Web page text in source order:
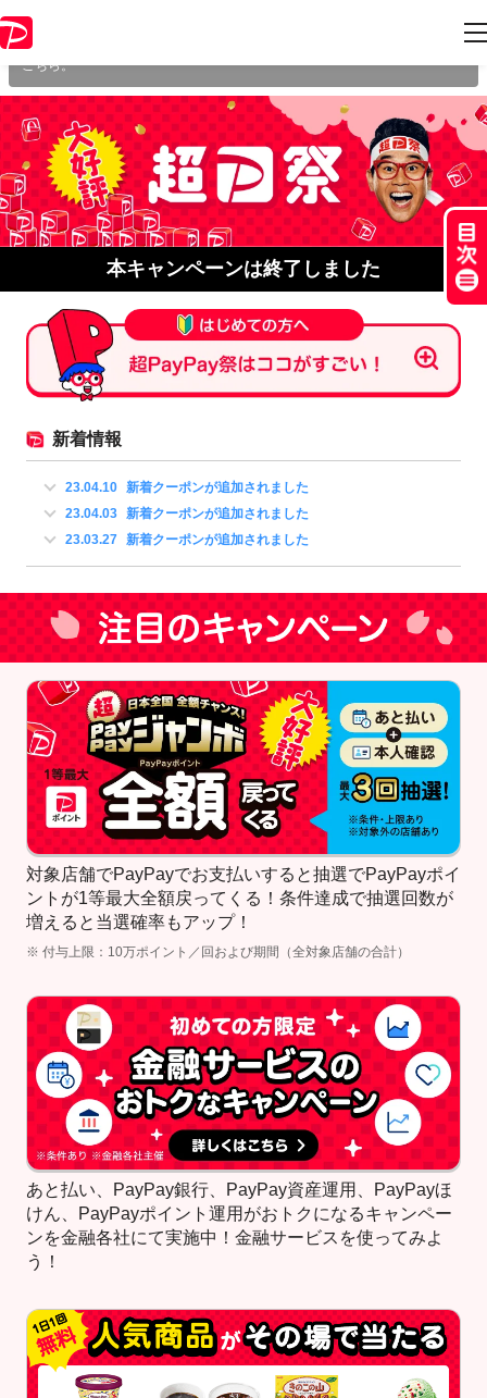
本キャンペーンは 2023年4月16日 23:59 に終了致しました。ページ内の情
報はキャンペーン終了時点のものになります。
こちら。
本キャンペーンは終了しました
新着情報
23.04.10 新着クーポンが追加されました
23.04.03 新着クーポンが追加されました
23.03.27 新着クーポンが追加されました
対象店舗でPayPayでお支払いすると抽選でPayPayポイ
ントが1等最大全額戻ってくる！条件達成で抽選回数が
増えると当選確率もアップ！
※ 付与上限：10万ポイント／回および期間（全対象店舗の合計）
あと払い、PayPay銀行、PayPay資産運用、PayPayほ
けん、PayPayポイント運用がおトクになるキャンペー
ンを金融各社にて実施中！金融サービスを使ってみよ
う！